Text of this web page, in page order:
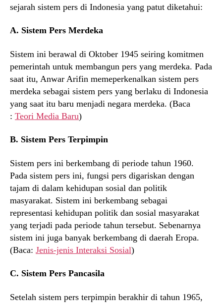
sejarah sistem pers di Indonesia yang patut diketahui:
A. Sistem Pers Merdeka
Sistem ini berawal di Oktober 1945 seiring komitmen
pemerintah untuk membangun pers yang merdeka. Pada
saat itu, Anwar Arifin memeperkenalkan sistem pers
merdeka sebagai sistem pers yang berlaku di Indonesia
yang saat itu baru menjadi negara merdeka. (Baca
: Teori Media Baru)
B. Sistem Pers Terpimpin
Sistem pers ini berkembang di periode tahun 1960.
Pada sistem pers ini, fungsi pers digariskan dengan
tajam di dalam kehidupan sosial dan politik
masyarakat. Sistem ini berkembang sebagai
representasi kehidupan politik dan sosial masyarakat
yang terjadi pada periode tahun tersebut. Sebenarnya
sistem ini juga banyak berkembang di daerah Eropa.
(Baca: Jenis-jenis Interaksi Sosial)
C. Sistem Pers Pancasila
Setelah sistem pers terpimpin berakhir di tahun 1965,